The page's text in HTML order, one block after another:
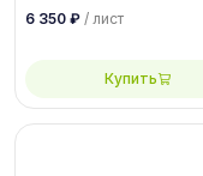
2500х1250, сорт 1/1
6 350 ₽ / лист
Купить